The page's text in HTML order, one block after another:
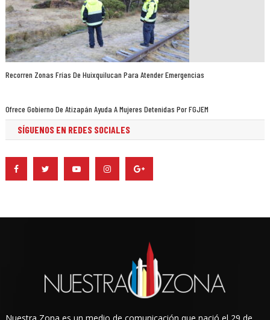
Recorren Zonas Frías De Huixquilucan Para Atender Emergencias
Ofrece Gobierno De Atizapán Ayuda A Mujeres Detenidas Por FGJEM
SÍGUENOS EN REDES SOCIALES